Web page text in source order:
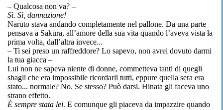
– Qualcosa non va? –
Sì. Sì, dannazione!
Naruto stava andando completamente nel pallone. Da una parte
pensava a Sakura, all’amore della sua vita quando l’aveva vista la
prima volta, dall’altra invece...
– Ti sei preso un raffreddore? Lo sapevo, non avrei dovuto darmi
la tua giacca –
Lui non ne sapeva niente di donne, commetteva tanti di quegli
sbagli che era impossibile ricordarli tutti, eppure quella sera era
stato... normale? No. Se stesso? Può darsi. Hinata gli faceva uno
strano effetto.
È sempre stata lei. E comunque gli piaceva da impazzire quando